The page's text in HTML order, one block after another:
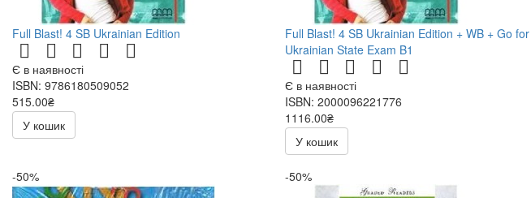
Full Blast! 4 SB Ukrainian Edition
Є в наявності
ISBN: 9786180509052
515.00₴
У кошик
Full Blast! 4 SB Ukrainian Edition + WB + Go for
Ukrainian State Exam B1
Є в наявності
ISBN: 2000096221776
1116.00₴
У кошик
-50% -50%